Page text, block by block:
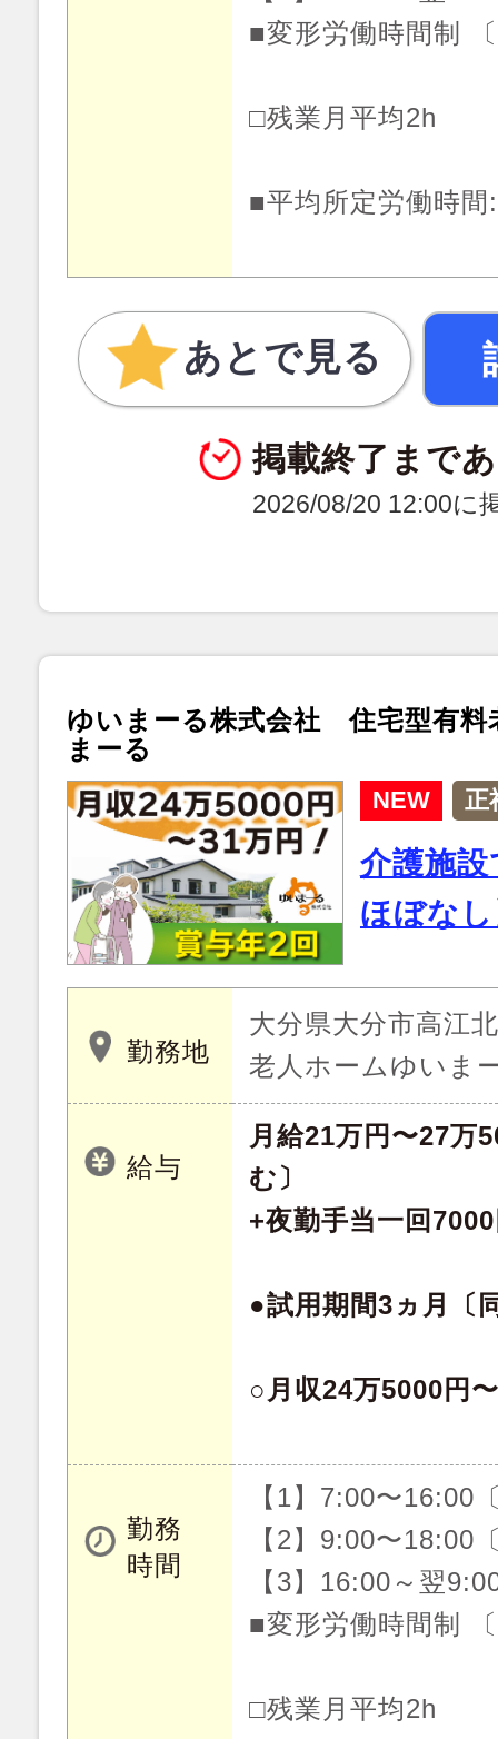
■変形労働時間制
□残業月平均2h
■平均所定労働時間
あとで見る
掲載終了まで
2026/08/20 12:00に
ゆいまーる株式会社 住宅型有料
まーる
NEW 正
介護施
ほぼな
勤務地
大分県大分市高江
老人ホームゆいま
給与
月給21万円〜27万
む〕
+夜勤手当一回
●試用期間3ヵ月〔
○月収24万5000円
勤務
時間
【1】7:00〜16:00
【2】9:00〜18:00
【3】16:00～翌
■変形労働時間制
□残業月平均2h